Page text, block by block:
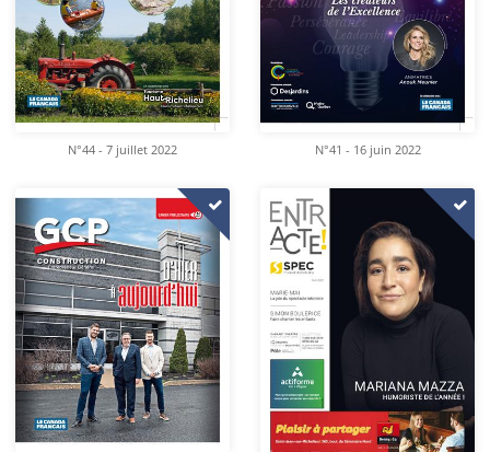
N°44 - 7 juillet 2022 N°41 - 16 juin 2022